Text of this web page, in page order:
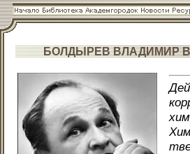
БОЛДЫРЕВ ВЛАДИМИР